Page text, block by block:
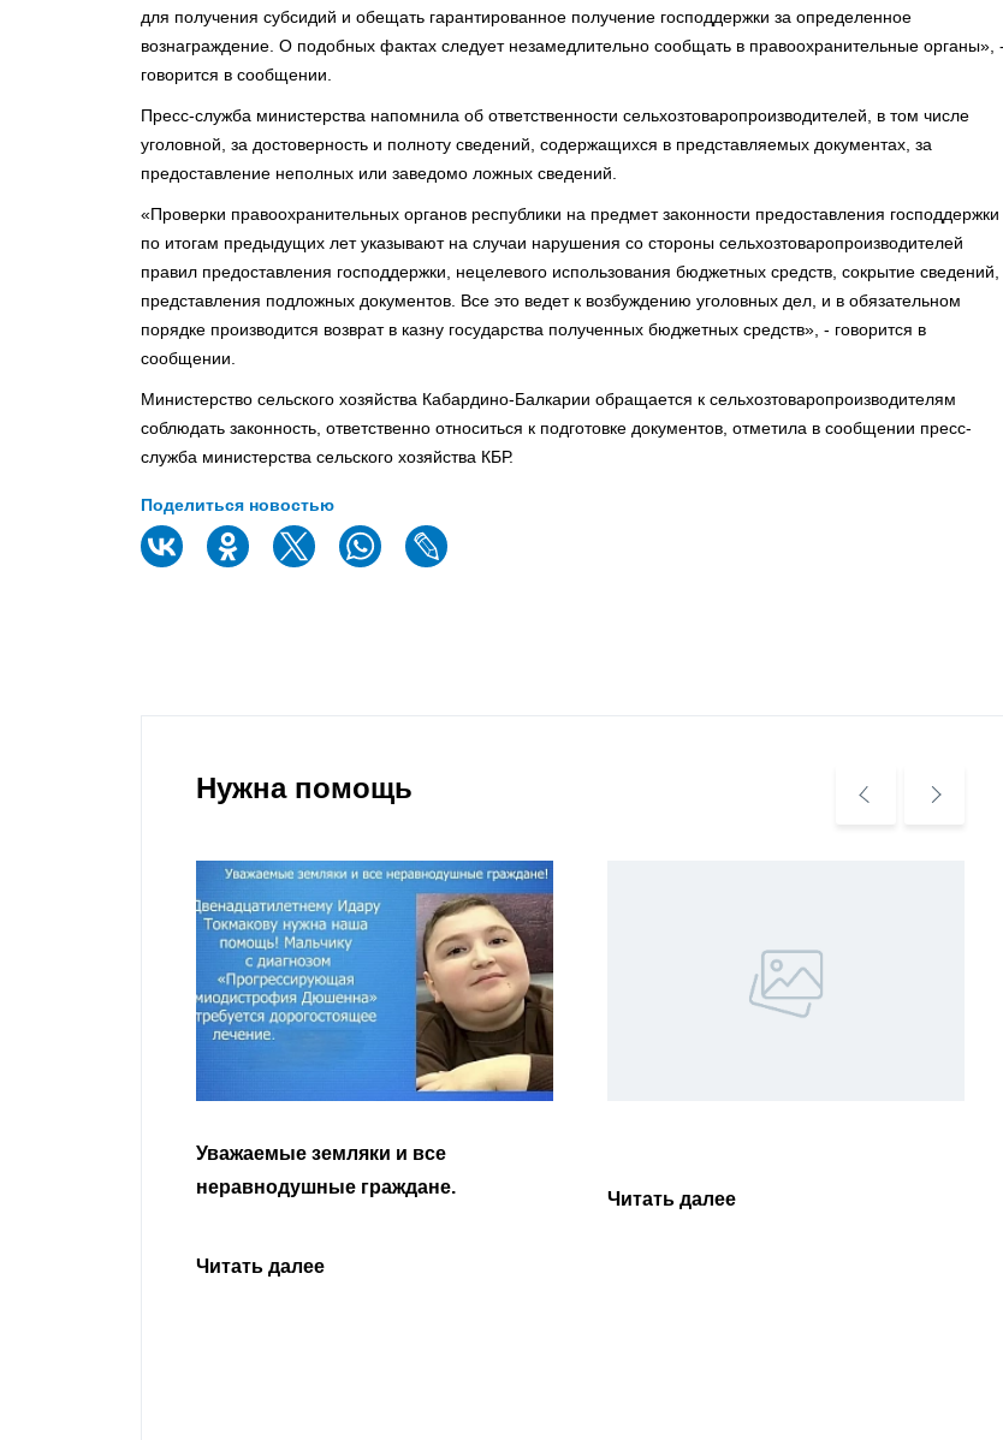
для получения субсидий и обещать гарантированное получение господдержки за определенное
вознаграждение. О подобных фактах следует незамедлительно сообщать в правоохранительные органы», -
говорится в сообщении.
Пресс-служба министерства напомнила об ответственности сельхозтоваропроизводителей, в том числе
уголовной, за достоверность и полноту сведений, содержащихся в представляемых документах, за
предоставление неполных или заведомо ложных сведений.
«Проверки правоохранительных органов республики на предмет законности предоставления господдержки
по итогам предыдущих лет указывают на случаи нарушения со стороны сельхозтоваропроизводителей
правил предоставления господдержки, нецелевого использования бюджетных средств, сокрытие сведений,
представления подложных документов. Все это ведет к возбуждению уголовных дел, и в обязательном
порядке производится возврат в казну государства полученных бюджетных средств», - говорится в
сообщении.
Министерство сельского хозяйства Кабардино-Балкарии обращается к сельхозтоваропроизводителям
соблюдать законность, ответственно относиться к подготовке документов, отметила в сообщении пресс-
служба министерства сельского хозяйства КБР.
Поделиться новостью
Нужна помощь
Уважаемые земляки и все
неравнодушные граждане.
Читать далее
Читать далее